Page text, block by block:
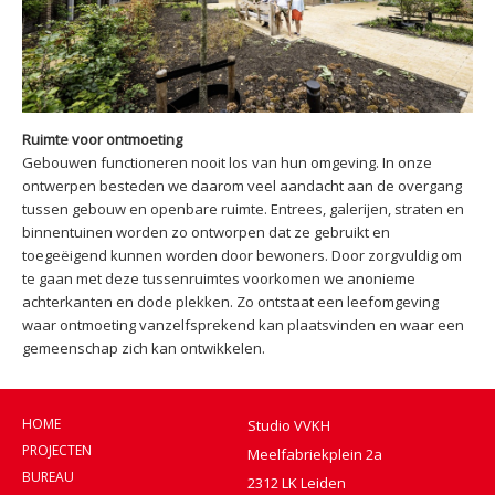
Ruimte voor ontmoeting
Gebouwen functioneren nooit los van hun omgeving. In onze
ontwerpen besteden we daarom veel aandacht aan de overgang
tussen gebouw en openbare ruimte. Entrees, galerijen, straten en
binnentuinen worden zo ontworpen dat ze gebruikt en
toegeëigend kunnen worden door bewoners. Door zorgvuldig om
te gaan met deze tussenruimtes voorkomen we anonieme
achterkanten en dode plekken. Zo ontstaat een leefomgeving
waar ontmoeting vanzelfsprekend kan plaatsvinden en waar een
gemeenschap zich kan ontwikkelen.
HOME
PROJECTEN
BUREAU
Studio VVKH
Meelfabriekplein 2a
2312 LK Leiden